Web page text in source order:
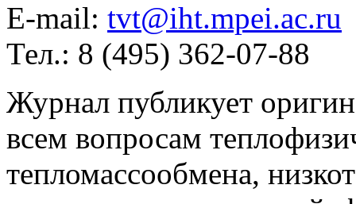
E-mail: tvt@iht.mpei.ac.ru
Тел.: 8 (495) 362-07-88
Журнал публикует
всем вопросам
тепломассообмена,